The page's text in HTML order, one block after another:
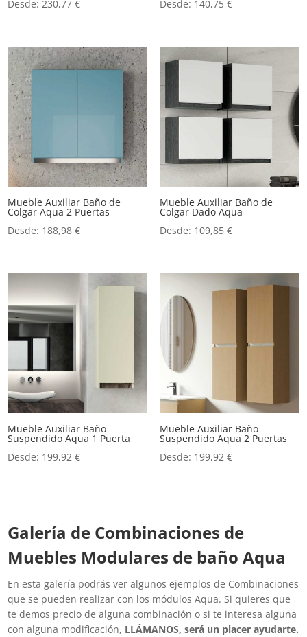
Desde: 230,77€
Desde: 140,75 €
Mueble Auxiliar Baño de
Colgar Aqua 2 Puertas
Desde: 188,98€
Mueble Auxiliar Baño de
Colgar Dado Aqua
Desde: 109,85 €
Mueble Auxiliar Baño
Suspendido Aqua 1 Puerta
Desde: 199,92€
Mueble Auxiliar Baño
Suspendido Aqua 2 Puertas
Desde: 199,92 €
Galería de Combinaciones de
Muebles Modulares de baño Aqua
En esta galería podrás ver algunos ejemplos de Combinaciones
que se pueden realizar con los módulos Aqua. Si quieres que
te demos precio de alguna combinación o si te interesa alguna
con alguna modificación, LLÁMANOS, será un placer ayudarte.